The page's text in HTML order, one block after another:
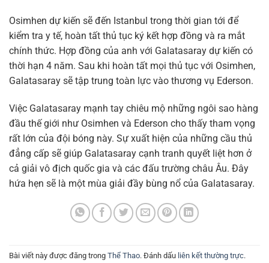
Osimhen dự kiến sẽ đến Istanbul trong thời gian tới để
kiểm tra y tế, hoàn tất thủ tục ký kết hợp đồng và ra mắt
chính thức. Hợp đồng của anh với Galatasaray dự kiến có
thời hạn 4 năm. Sau khi hoàn tất mọi thủ tục với Osimhen,
Galatasaray sẽ tập trung toàn lực vào thương vụ Ederson.
Việc Galatasaray mạnh tay chiêu mộ những ngôi sao hàng
đầu thế giới như Osimhen và Ederson cho thấy tham vọng
rất lớn của đội bóng này. Sự xuất hiện của những cầu thủ
đẳng cấp sẽ giúp Galatasaray cạnh tranh quyết liệt hơn ở
cả giải vô địch quốc gia và các đấu trường châu Âu. Đây
hứa hẹn sẽ là một mùa giải đầy bùng nổ của Galatasaray.
Bài viết này được đăng trong Thể Thao. Đánh dấu liên kết thường trực.